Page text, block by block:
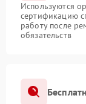
Используются
сертификацию
работу после
обязательств